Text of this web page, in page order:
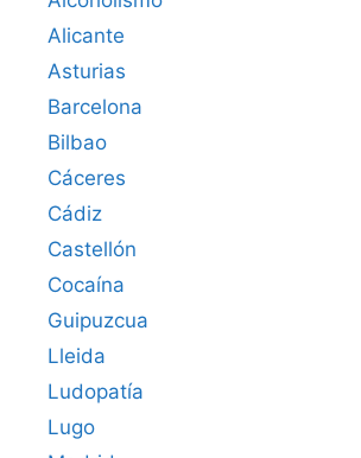
Alicante
Asturias
Barcelona
Bilbao
Cáceres‎
Cádiz
Castellón
Cocaína
Guipuzcua
Lleida
Ludopatía
Lugo